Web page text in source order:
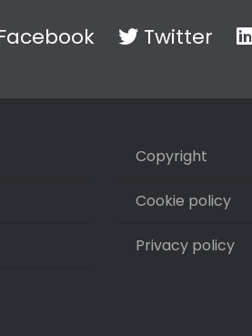
Twitter
Copyright
Cookie policy
Privacy policy